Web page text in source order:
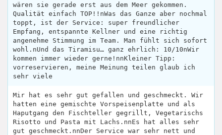
wären sie gerade erst aus dem Meer gekommen.
Qualität einfach TOP!!nWas das Ganze aber nochmal
toppt, ist der Service: super freundlicher
Empfang, entspannte Kellner und eine richtig
angenehme Stimmung im Team. Man fühlt sich sofort
wohl.nUnd das Tiramisu… ganz ehrlich: 10/10nWir
kommen immer wieder gerne!nnKleiner Tipp:
vorreservieren, meine Meinung teilen glaub ich
sehr viele
Mir hat es sehr gut gefallen und geschmeckt. Wir
hatten eine gemischte Vorspeisenplatte und als
Haputgang den Fischteller gegrillt, Vegetarischs
Risotto und Pasta mit Lachs.nnEs hat alles sehr
gut geschmeckt.nnDer Service war sehr nett und